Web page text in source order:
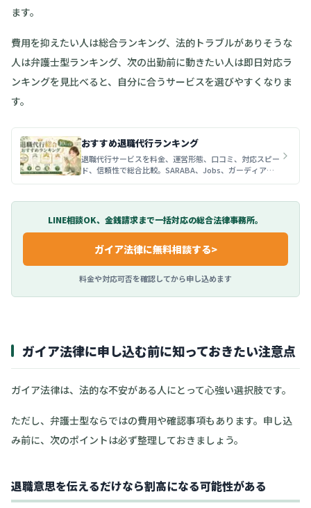
ます。
費用を抑えたい人は総合ランキング、法的トラブルがありそうな
人は弁護士型ランキング、次の出勤前に動きたい人は即日対応ラ
ンキングを見比べると、自分に合うサービスを選びやすくなりま
す。
おすすめ退職代行ランキング
退職代行サービスを料金、運営形態、口コミ、対応スピー
ド、信頼性で総合比較。SARABA、Jobs、ガーディア
LINE相談OK、金銭請求まで一括対応の総合法律事務所。
ガイア法律に無料相談する>
料金や対応可否を確認してから申し込めます
ガイア法律に申し込む前に知っておきたい注意点
ガイア法律は、法的な不安がある人にとって心強い選択肢です。
ただし、弁護士型ならではの費用や確認事項もあります。申し込
み前に、次のポイントは必ず整理しておきましょう。
退職意思を伝えるだけなら割高になる可能性がある